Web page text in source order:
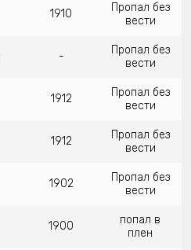
1910
Пропал без
вести
-
Пропал без
вести
1912
Пропал без
вести
1912
Пропал без
вести
1902
Пропал без
вести
1900
попал в
плен